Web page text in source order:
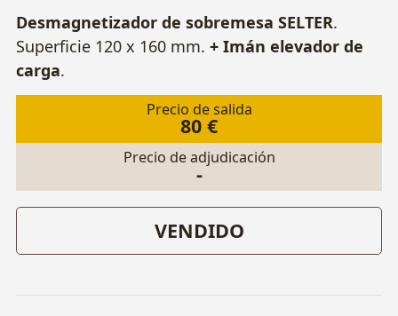
Desmagnetizador de sobremesa SELTER.
Superficie 120 x 160 mm. + Imán elevador de
carga.
Precio de salida
80 €
Precio de adjudicación
-
VENDIDO